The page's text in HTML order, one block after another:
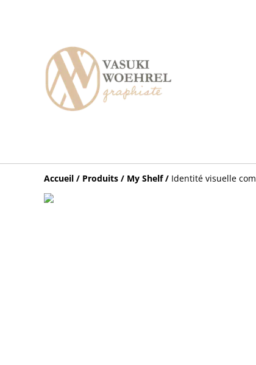
Accueil / Produits / My Shelf / Identité visuelle